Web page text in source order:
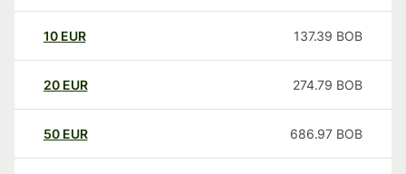
10 EUR 137.39 BOB
20 EUR 274.79 BOB
50 EUR 686.97 BOB